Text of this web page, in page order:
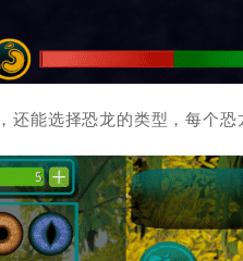
还能选择恐龙的类型，每个恐